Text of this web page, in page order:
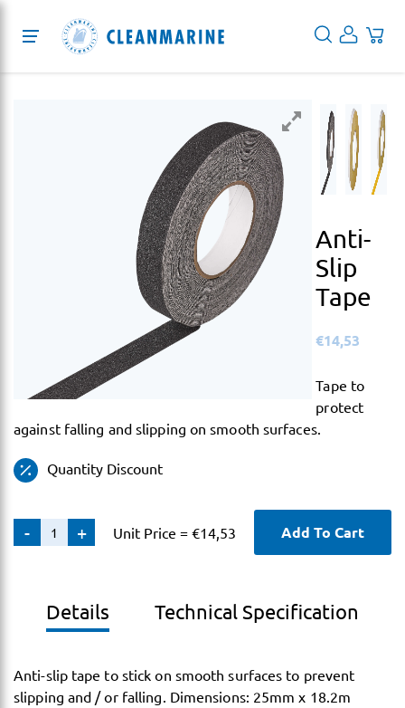
Cleaning
Disinfection
Services
About
Blog
Anti-
Slip
Tape
€14,53
Tape to
protect
against falling and slipping on smooth surfaces.
Quantity Discount
-
Anti-
Slip
+ Unit Price = €14,53 Add To Cart
Details Technical Specification
Anti-slip tape to stick on smooth surfaces to prevent
slipping and / or falling. Dimensions: 25mm x 18.2m